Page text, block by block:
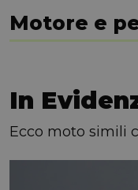
Motore e
In
Ecco moto simili